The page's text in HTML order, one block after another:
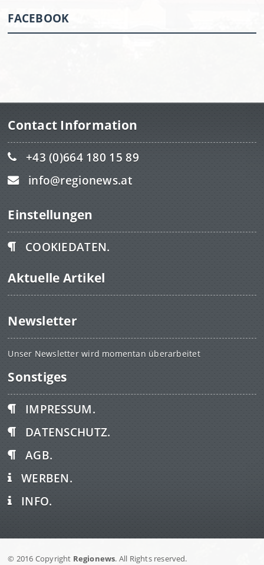
FACEBOOK
Contact Information
+43 (0)664 180 15 89
info@regionews.at
Einstellungen
COOKIEDATEN.
Aktuelle Artikel
Newsletter
Unser Newsletter wird momentan überarbeitet
Sonstiges
IMPRESSUM.
DATENSCHUTZ.
AGB.
WERBEN.
INFO.
© 2016 Copyright Regionews. All Rights reserved.